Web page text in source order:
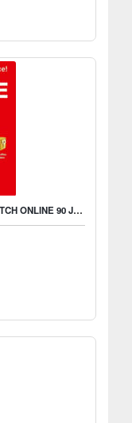
ABONNEMENT INDIVIDUEL NINTENDO SWITCH ONLINE 90 JOURS